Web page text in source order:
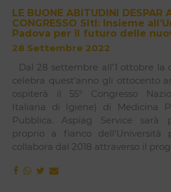
LE BUONE ABITUDINI DESPAR
CONGRESSO SItI: Insieme
Padova per il futuro delle
28 Settembre 2022
Dal 28 settembre all’1 ottobre la
celebra quest’anno gli ottocento
ospiterà il 55° Congresso
Italiana di Igiene) di Medicina
Pubblica. Aspiag Service sarà
proprio a fianco dell’Università
collabora dal 2018 attraverso il